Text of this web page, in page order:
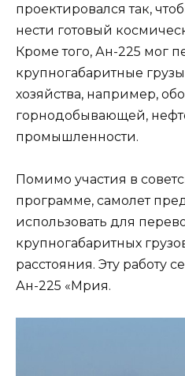
проектировался так,
нести готовый
Кроме того, Ан-225 мог
крупногабаритные
хозяйства, например,
горнодобывающей,
промышленности.
Помимо участия в
программе, самолет
использовать для
крупногабаритных
расстояния. Эту работу
Ан-225 «Мрия.